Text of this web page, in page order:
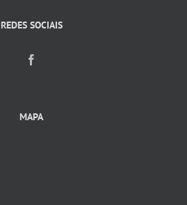
REDES SOCIAIS
MAPA